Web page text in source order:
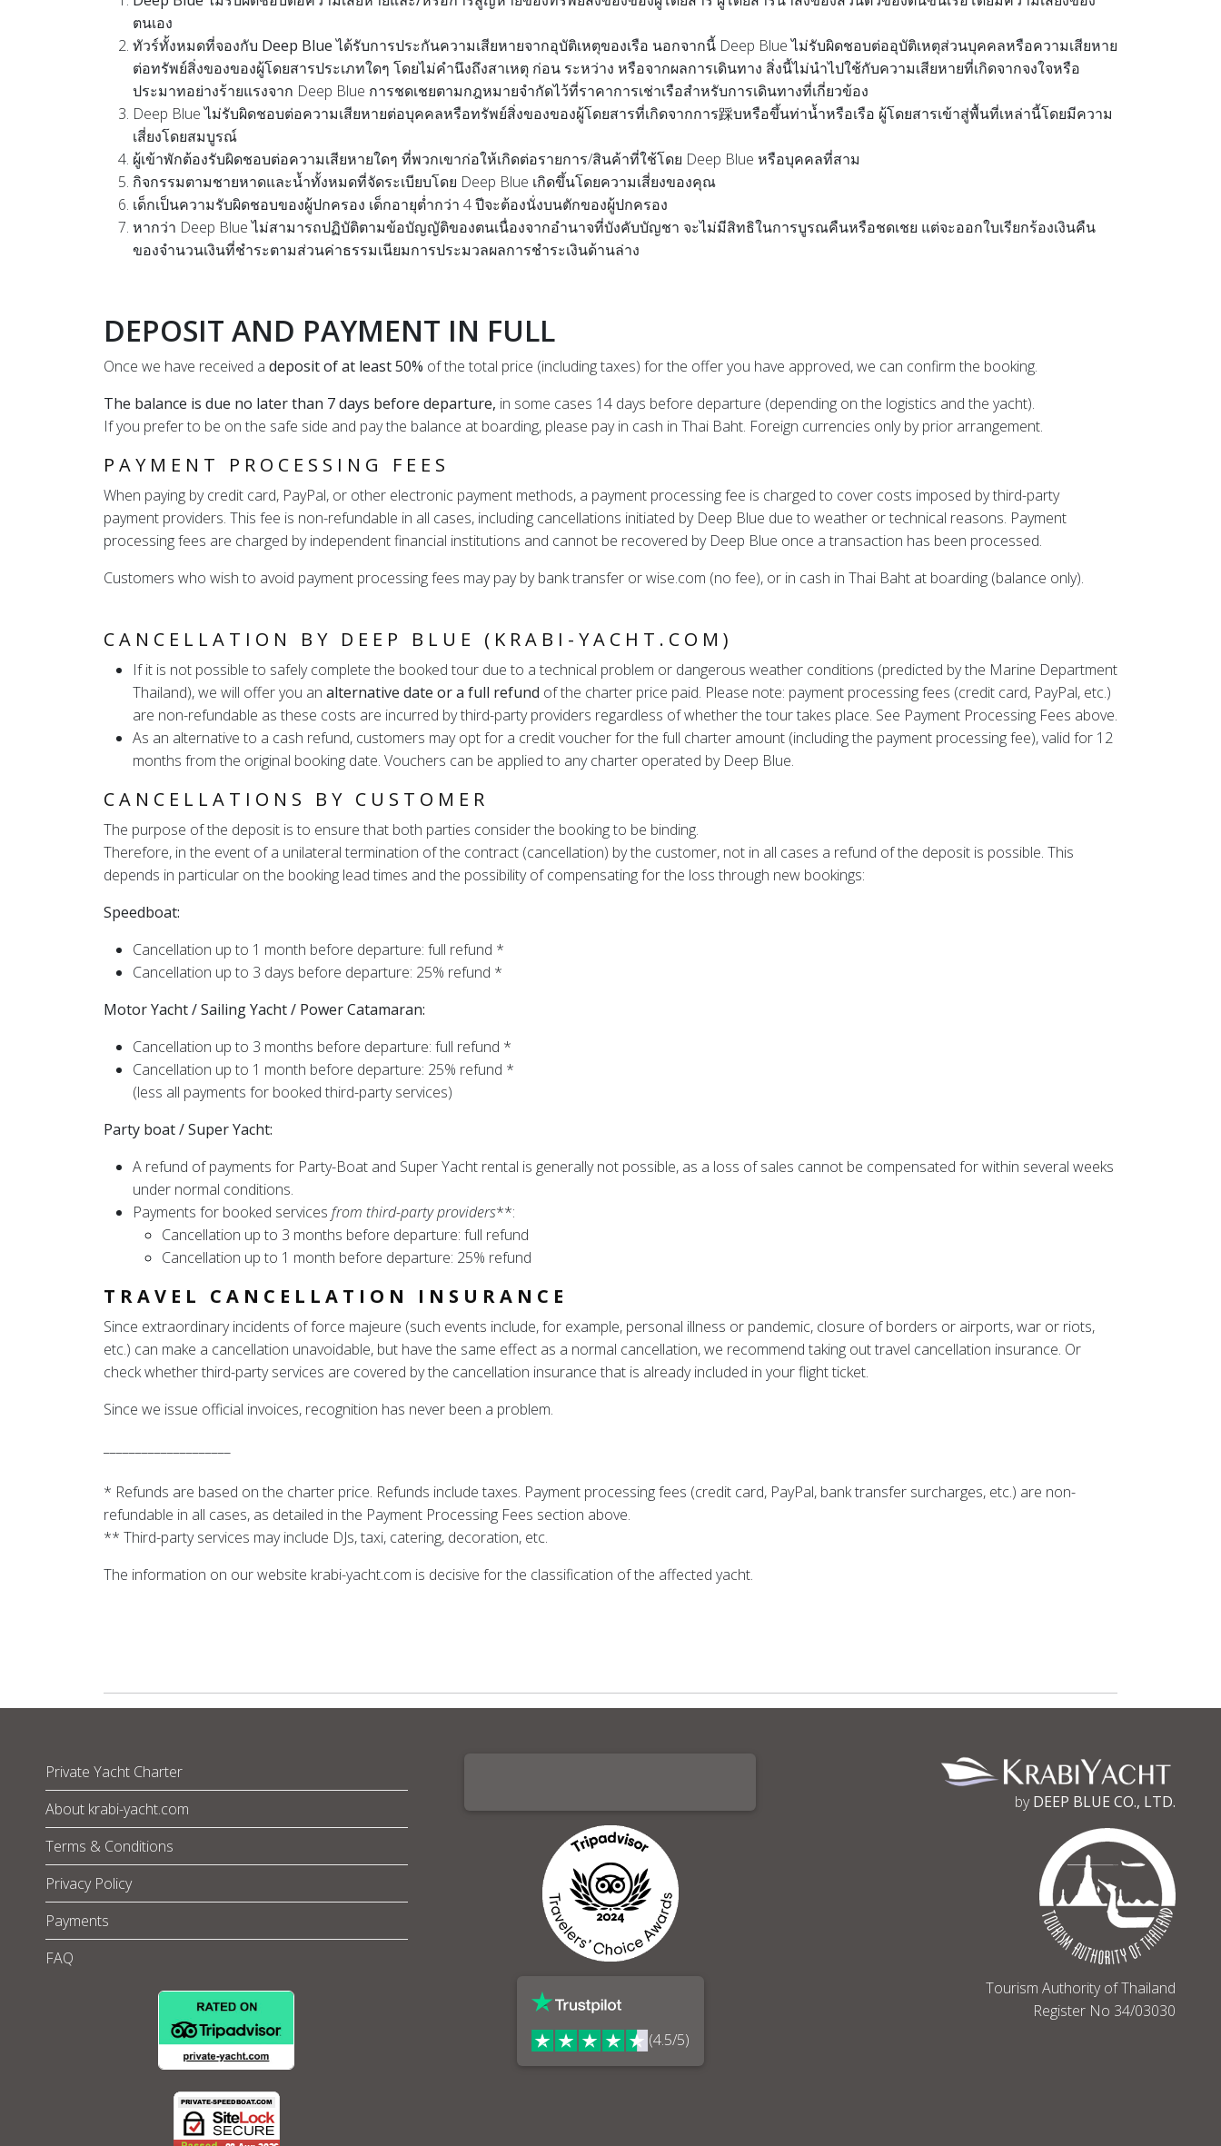
ตนเอง
ทัวร์ทั้งหมดที่จองกับ Deep Blue ได้รับการประกันความเสียหายจากอุบัติเหตุของเรือ นอกจากนี้ Deep Blue ไม่รับผิดชอบต่ออุบัติเหตุส่วนบุคคลหรือความเสียหาย
ต่อทรัพย์สิ่งของของผู้โดยสารประเภทใดๆ โดยไม่คำนึงถึงสาเหตุ ก่อน ระหว่าง หรือจากผลการเดินทาง สิ่งนี้ไม่นำไปใช้กับความเสียหายที่เกิดจากจงใจหรือ
ประมาทอย่างร้ายแรงจาก Deep Blue การชดเชยตามกฎหมายจำกัดไว้ที่ราคาการเช่าเรือสำหรับการเดินทางที่เกี่ยวข้อง
Deep Blue ไม่รับผิดชอบต่อความเสียหายต่อบุคคลหรือทรัพย์สิ่งของของผู้โดยสารที่เกิดจากการ踩บหรือขึ้นท่าน้ำหรือเรือ ผู้โดยสารเข้าสู่พื้นที่เหล่านี้โดยมีความ
เสี่ยงโดยสมบูรณ์
ผู้เข้าพักต้องรับผิดชอบต่อความเสียหายใดๆ ที่พวกเขาก่อให้เกิดต่อรายการ/สินค้าที่ใช้โดย Deep Blue หรือบุคคลที่สาม
กิจกรรมตามชายหาดและน้ำทั้งหมดที่จัดระเบียบโดย Deep Blue เกิดขึ้นโดยความเสี่ยงของคุณ
เด็กเป็นความรับผิดชอบของผู้ปกครอง เด็กอายุต่ำกว่า 4 ปีจะต้องนั่งบนตักของผู้ปกครอง
หากว่า Deep Blue ไม่สามารถปฏิบัติตามข้อบัญญัติของตนเนื่องจากอำนาจที่บังคับบัญชา จะไม่มีสิทธิในการบูรณคืนหรือชดเชย แต่จะออกใบเรียกร้องเงินคืน
ของจำนวนเงินที่ชำระตามส่วนค่าธรรมเนียมการประมวลผลการชำระเงินด้านล่าง
DEPOSIT AND PAYMENT IN FULL
Once we have received a deposit of at least 50% of the total price (including taxes) for the offer you have approved, we can confirm the booking.
The balance is due no later than 7 days before departure, in some cases 14 days before departure (depending on the logistics and the yacht).
If you prefer to be on the safe side and pay the balance at boarding, please pay in cash in Thai Baht. Foreign currencies only by prior arrangement.
PAYMENT PROCESSING FEES
When paying by credit card, PayPal, or other electronic payment methods, a payment processing fee is charged to cover costs imposed by third-party
payment providers. This fee is non-refundable in all cases, including cancellations initiated by Deep Blue due to weather or technical reasons. Payment
processing fees are charged by independent financial institutions and cannot be recovered by Deep Blue once a transaction has been processed.
Customers who wish to avoid payment processing fees may pay by bank transfer or wise.com (no fee), or in cash in Thai Baht at boarding (balance only).
CANCELLATION BY DEEP BLUE (KRABI-YACHT.COM)
If it is not possible to safely complete the booked tour due to a technical problem or dangerous weather conditions (predicted by the Marine Department
Thailand), we will offer you an alternative date or a full refund of the charter price paid. Please note: payment processing fees (credit card, PayPal, etc.)
are non-refundable as these costs are incurred by third-party providers regardless of whether the tour takes place. See Payment Processing Fees above.
As an alternative to a cash refund, customers may opt for a credit voucher for the full charter amount (including the payment processing fee), valid for 12
months from the original booking date. Vouchers can be applied to any charter operated by Deep Blue.
CANCELLATIONS BY CUSTOMER
The purpose of the deposit is to ensure that both parties consider the booking to be binding.
Therefore, in the event of a unilateral termination of the contract (cancellation) by the customer, not in all cases a refund of the deposit is possible. This
depends in particular on the booking lead times and the possibility of compensating for the loss through new bookings:
Speedboat:
Cancellation up to 1 month before departure: full refund *
Cancellation up to 3 days before departure: 25% refund *
Motor Yacht / Sailing Yacht / Power Catamaran:
Cancellation up to 3 months before departure: full refund *
Cancellation up to 1 month before departure: 25% refund *
(less all payments for booked third-party services)
Party boat / Super Yacht:
A refund of payments for Party-Boat and Super Yacht rental is generally not possible, as a loss of sales cannot be compensated for within several weeks
under normal conditions.
Payments for booked services from third-party providers**:
Cancellation up to 3 months before departure: full refund
Cancellation up to 1 month before departure: 25% refund
TRAVEL CANCELLATION INSURANCE
Since extraordinary incidents of force majeure (such events include, for example, personal illness or pandemic, closure of borders or airports, war or riots,
etc.) can make a cancellation unavoidable, but have the same effect as a normal cancellation, we recommend taking out travel cancellation insurance. Or
check whether third-party services are covered by the cancellation insurance that is already included in your flight ticket.
Since we issue official invoices, recognition has never been a problem.
* Refunds are based on the charter price. Refunds include taxes. Payment processing fees (credit card, PayPal, bank transfer surcharges, etc.) are non-
refundable in all cases, as detailed in the Payment Processing Fees section above.
** Third-party services may include DJs, taxi, catering, decoration, etc.
The information on our website krabi-yacht.com is decisive for the classification of the affected yacht.
Private Yacht Charter
About krabi-yacht.com
Terms & Conditions
Privacy Policy
Payments
FAQ
(4.5/5)
byDEEP BLUE CO., LTD.
Tourism Authority of Thailand
Register No 34/03030